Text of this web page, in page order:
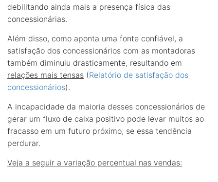
debilitando ainda mais a presença física das
concessionárias.
Além disso, como aponta uma fonte confiável, a
satisfação dos concessionários com as montadoras
também diminuiu drasticamente, resultando em
relações mais tensas (Relatório de satisfação dos
concessionários).
A incapacidade da maioria desses concessionários de
gerar um fluxo de caixa positivo pode levar muitos ao
fracasso em um futuro próximo, se essa tendência
perdurar.
Veja a seguir a variação percentual nas vendas: